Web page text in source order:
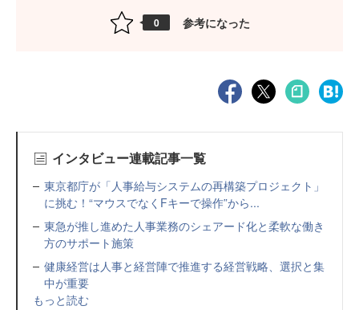
0 参考になった
インタビュー連載記事一覧
東京都庁が「人事給与システムの再構築プロジェクト」
に挑む！“マウスでなくFキーで操作”から...
東急が推し進めた人事業務のシェアード化と柔軟な働き
方のサポート施策
健康経営は人事と経営陣で推進する経営戦略、選択と集
中が重要
もっと読む